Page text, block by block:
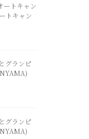
ートキャン
トキャン
グランピ
グランピ